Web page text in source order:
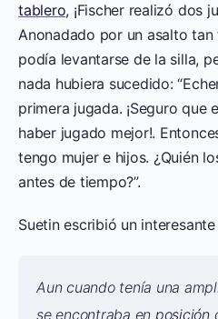
tablero, ¡Fischer realizó dos
Anonadado por un asalto
podía levantarse de la silla,
nada hubiera sucedido:
primera jugada. ¡Seguro que
haber jugado mejor!.
tengo mujer e hijos. ¿Quién
antes de tiempo?”.
Suetin escribió un
Aun cuando tenía una
se encontraba en posición